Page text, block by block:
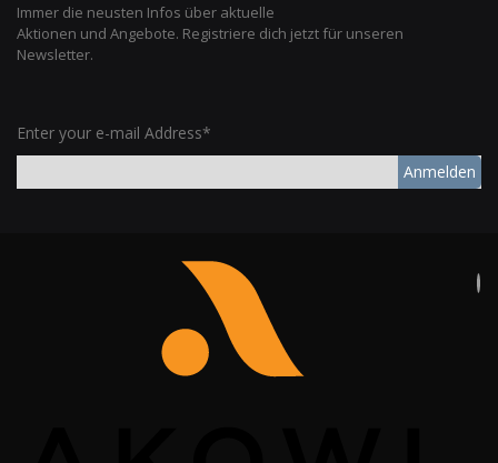
Immer die neusten Infos über aktuelle
Aktionen und Angebote. Registriere dich jetzt für unseren
Newsletter.
Enter your e-mail Address*
Anmelden